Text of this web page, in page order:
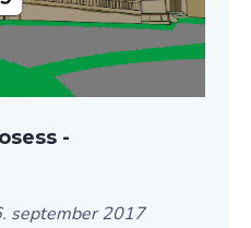
-
september 2017